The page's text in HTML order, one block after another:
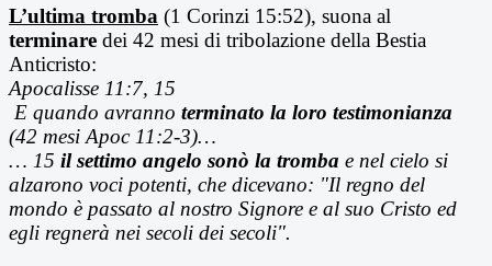
L’ultima tromba (1 Corinzi 15:52), suona al
terminare dei 42 mesi di tribolazione della Bestia
Anticristo:
Apocalisse 11:7, 15
E quando avranno terminato la loro testimonianza
(42 mesi Apoc 11:2-3)…
… 15 il settimo angelo sonò la tromba e nel cielo si
alzarono voci potenti, che dicevano: "Il regno del
mondo è passato al nostro Signore e al suo Cristo ed
egli regnerà nei secoli dei secoli".